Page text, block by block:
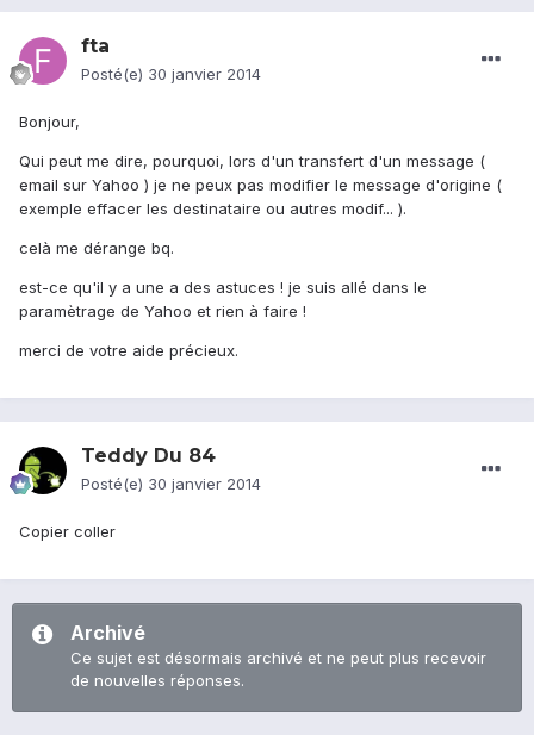
fta
Posté(e) 30 janvier 2014
Bonjour,
Qui peut me dire, pourquoi, lors d'un transfert d'un message (
email sur Yahoo ) je ne peux pas modifier le message d'origine (
exemple effacer les destinataire ou autres modif... ).
celà me dérange bq.
est-ce qu'il y a une a des astuces ! je suis allé dans le
paramètrage de Yahoo et rien à faire !
merci de votre aide précieux.
Teddy Du 84
Posté(e) 30 janvier 2014
Copier coller
Archivé
Ce sujet est désormais archivé et ne peut plus recevoir
de nouvelles réponses.